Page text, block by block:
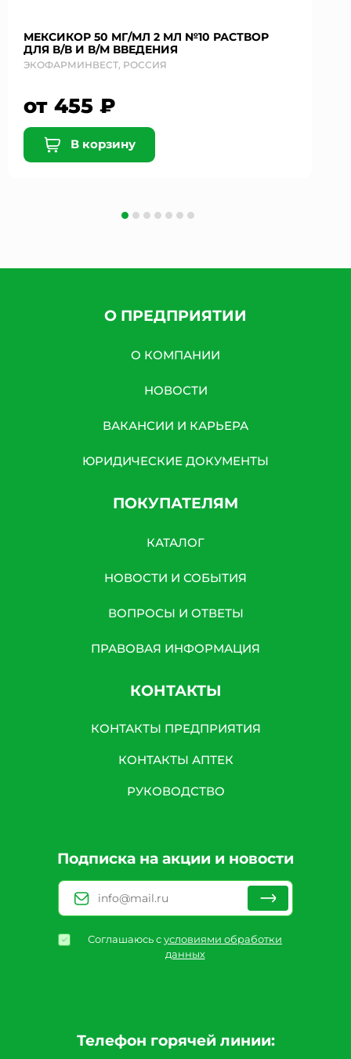
МЕКСИКОР 50 МГ/МЛ 2 МЛ №10 РАСТВОР
ДЛЯ В/В И В/М ВВЕДЕНИЯ
ЭКОФАРМИНВЕСТ, РОССИЯ
от 455 ₽
В корзину
Телефон горячей линии:
О ПРЕДПРИЯТИИ
О КОМПАНИИ
НОВОСТИ
ВАКАНСИИ И КАРЬЕРА
ЮРИДИЧЕСКИЕ ДОКУМЕНТЫ
ПОКУПАТЕЛЯМ
КАТАЛОГ
НОВОСТИ И СОБЫТИЯ
ВОПРОСЫ И ОТВЕТЫ
ПРАВОВАЯ ИНФОРМАЦИЯ
КОНТАКТЫ
КОНТАКТЫ ПРЕДПРИЯТИЯ
КОНТАКТЫ АПТЕК
РУКОВОДСТВО
Подписка на акции и новости
Соглашаюсь сусловиями обработки
данных